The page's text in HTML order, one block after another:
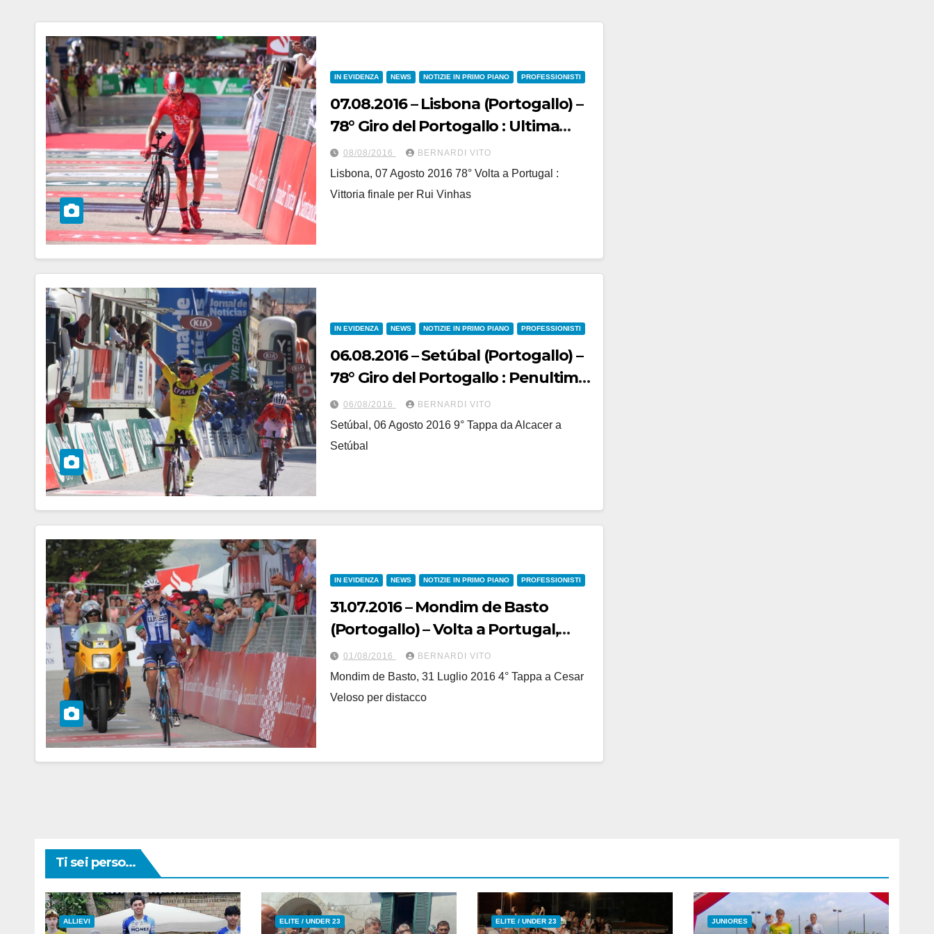
IN EVIDENZA NEWS NOTIZIE IN PRIMO PIANO PROFESSIONISTI
07.08.2016 – Lisbona (Portogallo) –
78° Giro del Portogallo : Ultima
tappa allo spagnolo Gustavo Cesar
Veloso, La 78° Volta A Portugal a
Rui Vinhas-Fotoservizio di Jean
08/08/2016 BERNARDI VITO
Lisbona, 07 Agosto 2016 78° Volta a Portugal :
Vittoria finale per Rui Vinhas
IN EVIDENZA NEWS NOTIZIE IN PRIMO PIANO PROFESSIONISTI
06.08.2016 – Setúbal (Portogallo) –
78° Giro del Portogallo : Penultima
tappa con 4 Italiani nei primi 10-
Fotoservizio di Jean Claude
Faucher
06/08/2016 BERNARDI VITO
Setúbal, 06 Agosto 2016 9° Tappa da Alcacer a
Setúbal
IN EVIDENZA NEWS NOTIZIE IN PRIMO PIANO PROFESSIONISTI
31.07.2016 – Mondim de Basto
(Portogallo) – Volta a Portugal,
Ordine d’arrivo e Classifiche
complete : 4° tappa allo spagnolo
Gustavo Cesar Veloso –
01/08/2016 BERNARDI VITO
Mondim de Basto, 31 Luglio 2016 4° Tappa a Cesar
Veloso per distacco
Ti sei perso...
ALLIEVI ELITE / UNDER 23 ELITE / UNDER 23 JUNIORES